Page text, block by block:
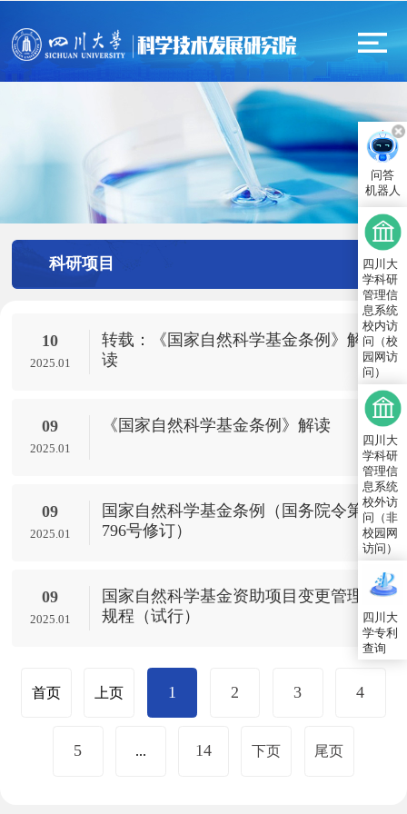
科研项目
10
2025.01
转载：《国家自然科学基金条例》解
读
09
2025.01
《国家自然科学基金条例》解读
09
2025.01
国家自然科学基金条例（国务院令第
796号修订）
09
2025.01
国家自然科学基金资助项目变更管理
规程（试行）
首页 上页 1 2 3 4
5 ... 14 下页 尾页
问答
机器人
四川大
学科研
管理信
息系统
校内访
问（校
园网访
问）
四川大
学科研
管理信
息系统
校外访
问（非
校园网
访问）
四川大
学专利
查询